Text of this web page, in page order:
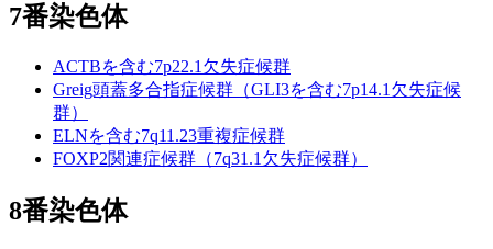
7番染色体
ACTBを含む7p22.1欠失症候群
Greig頭蓋多合指症候群（GLI3を含む7p14.1欠失症候
群）
ELNを含む7q11.23重複症候群
FOXP2関連症候群（7q31.1欠失症候群）
8番染色体